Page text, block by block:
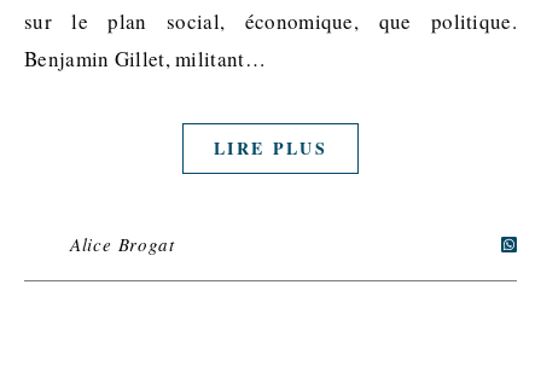
sur le plan social, économique, que politique.
Benjamin Gillet, militant…
LIRE PLUS
Alice Brogat